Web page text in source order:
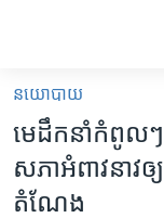
គេហទំព័រ​
ទាក់ទង
និង​
ចូល​
កម្ពុជា
អន្តរជាតិ
អាមេរិក
នយោបាយ
មេដឹកនាំ​កំពូល
សភា​អំពាវនា
តំណែង